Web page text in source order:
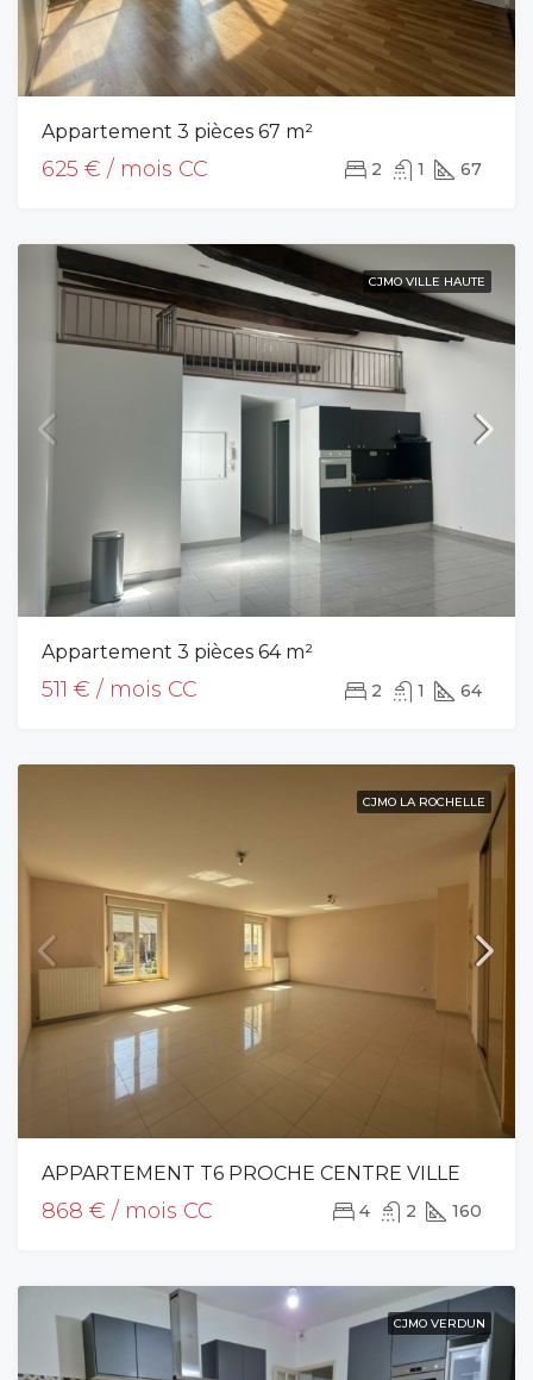
Appartement 3 pièces 67 m²
625 € / mois CC 2 1 67
CJMO VILLE HAUTE
Appartement 3 pièces 64 m²
511 € / mois CC 2 1 64
CJMO LA ROCHELLE
APPARTEMENT T6 PROCHE CENTRE VILLE
868 € / mois CC 4 2 160
CJMO VERDUN